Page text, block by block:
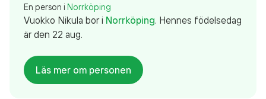
En person i Norrköping
Vuokko Nikula bori Norrköping. Hennes födelsedag
är den 22 aug.
Läs mer om personen